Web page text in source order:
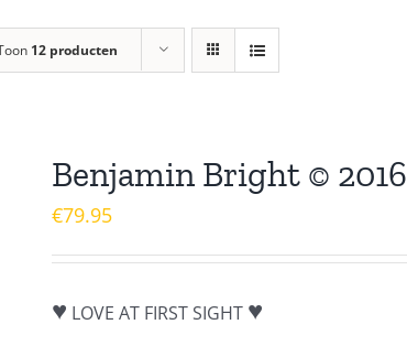
12 producten
Benjamin Bright © 2016
€79.95
♥ LOVE AT FIRST SIGHT ♥